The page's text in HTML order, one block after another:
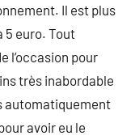
Il est plus
5 euro. Tout
l’occasion pour
très inabordable
automatiquement
avoir eu le